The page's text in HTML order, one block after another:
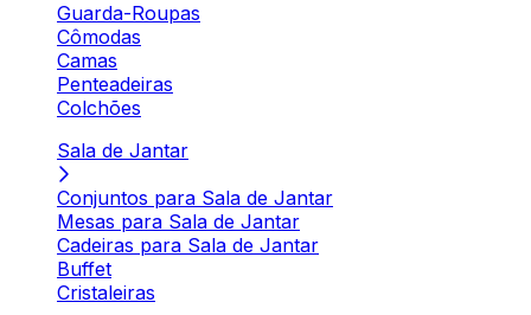
Guarda-Roupas
Cômodas
Camas
Penteadeiras
Colchões
Sala de Jantar
Conjuntos para Sala de Jantar
Mesas para Sala de Jantar
Cadeiras para Sala de Jantar
Buffet
Cristaleiras